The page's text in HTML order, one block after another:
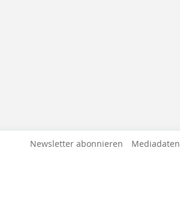
Newsletter abonnieren Mediadaten